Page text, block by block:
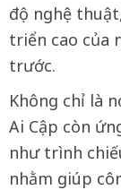
độ nghệ
triển cao của
trước.
Không chỉ là
Ai Cập còn
như trình
nhằm giúp